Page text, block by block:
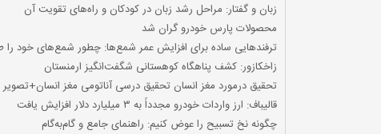
زبان و گفتار: مراحل رشد زبان در کودکان و راه‌های تقویت آن
محصولات پارس خودرو گران شد
ترفندهایی ساده برای افزایش عمر شمع‌ها: چطور شمع‌های خود را
زاخکازور: کشف پناهگاه کوهستانی شگفت‌انگیز ارمنستان
تحقیق درمورد مغز انسان تحقیق درسی آناتومی مغز
قالیباف: ارز واردات خودرو مجدداً به ۳ میلیارد دلار افزایش یافت
چگونه نخ تسبیح را عوض کنیم: راهنمای جامع و گام‌به‌گام